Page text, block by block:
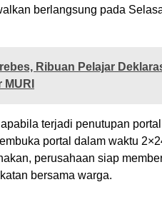
berlangsung pada
Ribuan Pelajar
terjadi penutupan
portal dalam waktu
perusahaan siap
bersama warga.